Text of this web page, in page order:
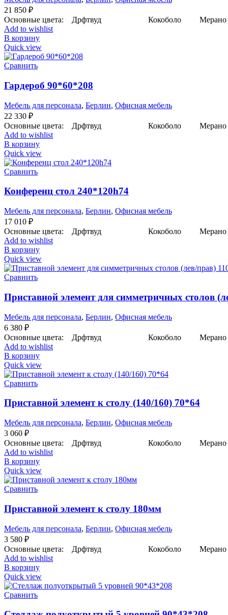
21 850 ₽
Основные цвета: Дрфтвуд Кокоболо Мерано
Add to wishlist
В корзину
Quick view
Сравнить
Гардероб 90*60*208
Мебель для персонала, Берлин, Офисная мебель
22 330 ₽
Основные цвета: Дрфтвуд Кокоболо Мерано
Add to wishlist
В корзину
Quick view
Сравнить
Конференц стол 240*120h74
Мебель для персонала, Берлин, Офисная мебель
17 010 ₽
Основные цвета: Дрфтвуд Кокоболо Мерано
Add to wishlist
В корзину
Quick view
Сравнить
Приставной элемент для симметричных столов
Мебель для персонала, Берлин, Офисная мебель
6 380 ₽
Основные цвета: Дрфтвуд Кокоболо Мерано
Add to wishlist
В корзину
Quick view
Сравнить
Приставной элемент к столу (140/160) 70*64
Мебель для персонала, Берлин, Офисная мебель
3 060 ₽
Основные цвета: Дрфтвуд Кокоболо Мерано
Add to wishlist
В корзину
Quick view
Сравнить
Приставной элемент к столу 180мм
Мебель для персонала, Берлин, Офисная мебель
3 580 ₽
Основные цвета: Дрфтвуд Кокоболо Мерано
Add to wishlist
В корзину
Quick view
Сравнить